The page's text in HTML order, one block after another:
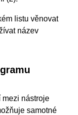
listu věnovat
název
nástroje
samotné